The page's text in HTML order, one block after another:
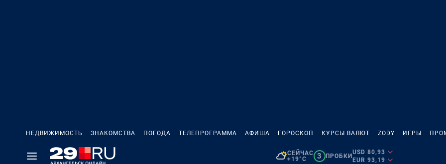
НЕДВИЖИМОСТЬ ЗНАКОМСТВА ПОГОДА ТЕЛЕПРОГРАММА АФИША ГОРОСКОП КУРСЫ ВАЛЮТ ZODY ИГРЫ
СЕЙЧАС
+19°C
3 ПРОБКИ
USD 80,93
EUR 93,19